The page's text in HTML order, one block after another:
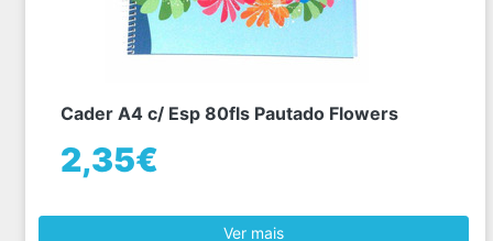
Cader A4 c/ Esp 80fls Pautado Flowers
2,35€
Ver mais